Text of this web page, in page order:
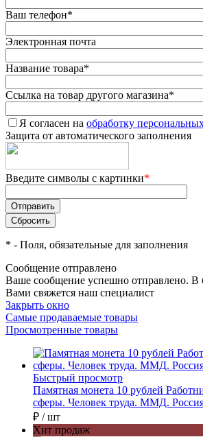
Ваш телефон*
Электронная почта
Название товара*
Ссылка на товар другого магазина*
Я согласен на обработку
Защита от автоматического заполнения
Введите символы с картинки*
* - Поля, обязательные для заполнения
Сообщение отправлено
Ваше сообщение успешно отправлено. В
Вами свяжется наш специалист
Закрыть окно
Самые продаваемые товары
Просмотренные товары
Быстрый просмотр
Памятная монета 10 рублей
сферы. Человек труда. ММД.
₽ / шт
Хит продаж